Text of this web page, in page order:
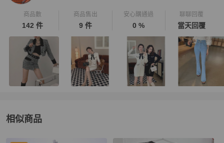
商品數
142 件
商品售出
9 件
安心購通過
0 %
聊聊回覆
當天回覆
相似商品